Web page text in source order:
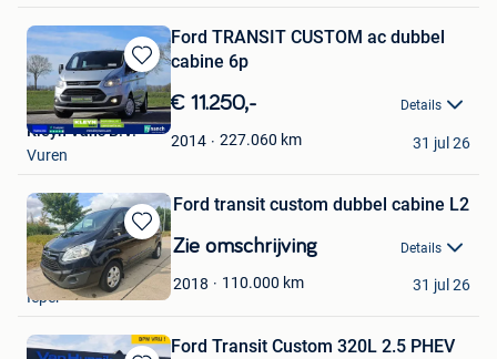
Bewaren
in
Mijn
Favorieten
Ford TRANSIT CUSTOM ac dubbel
cabine 6p
€ 11.250,- Details
2014 227.060 km
Kleyn Vans B.V.
Vuren
31 jul 26
Bewaren
in
Mijn
Favorieten
Ford transit custom dubbel cabine L2
Zie omschrijving Details
2018 110.000 km
Joren
Ieper
31 jul 26
Ford Transit Custom 320L 2.5 PHEV